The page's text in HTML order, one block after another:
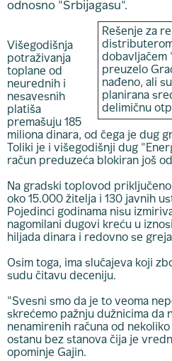
odnosno "Srbijagasu".
Rešenje za
dobavljačem
preuzelo
nađeno, ali
planirana
delimičnu
Višegodišnja
potraživanja
toplane od
neurednih i
nesavesnih
platiša
premašuju 185
miliona dinara, od čega je dug
Toliki je i višegodišnji dug
račun preduzeća blokiran još
Na gradski toplovod
oko 15.000 žitelja i 130 javnih
Pojedinci godinama nisu
nagomilani dugovi kreću u
hiljada dinara i redovno se
Osim toga, ima slučajeva koji
sudu čitavu deceniju.
"Svesni smo da je to veoma
skrećemo pažnju dužnicima da
nenamirenih računa od
ostanu bez stanova čija je
opominje Gajin.